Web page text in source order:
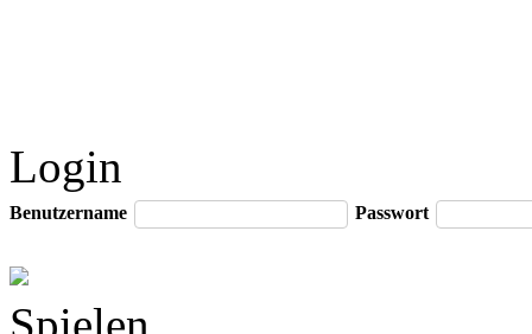
Login
Benutzername Passwort
Spielen